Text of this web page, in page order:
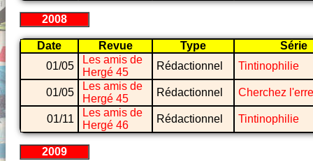
2008
Date Revue Type
Série
01/05
Les amis de
Hergé 45
Rédactionnel Tintinophilie
01/05
Les amis de
Hergé 45
Rédactionnel Cherchez
01/11
Les amis de
Hergé 46
Rédactionnel Tintinophilie
2009